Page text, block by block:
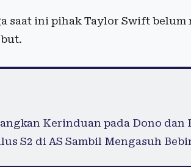
saat ini pihak Taylor Swift
Kerinduan pada Dono dan
S2 di AS Sambil Mengasuh